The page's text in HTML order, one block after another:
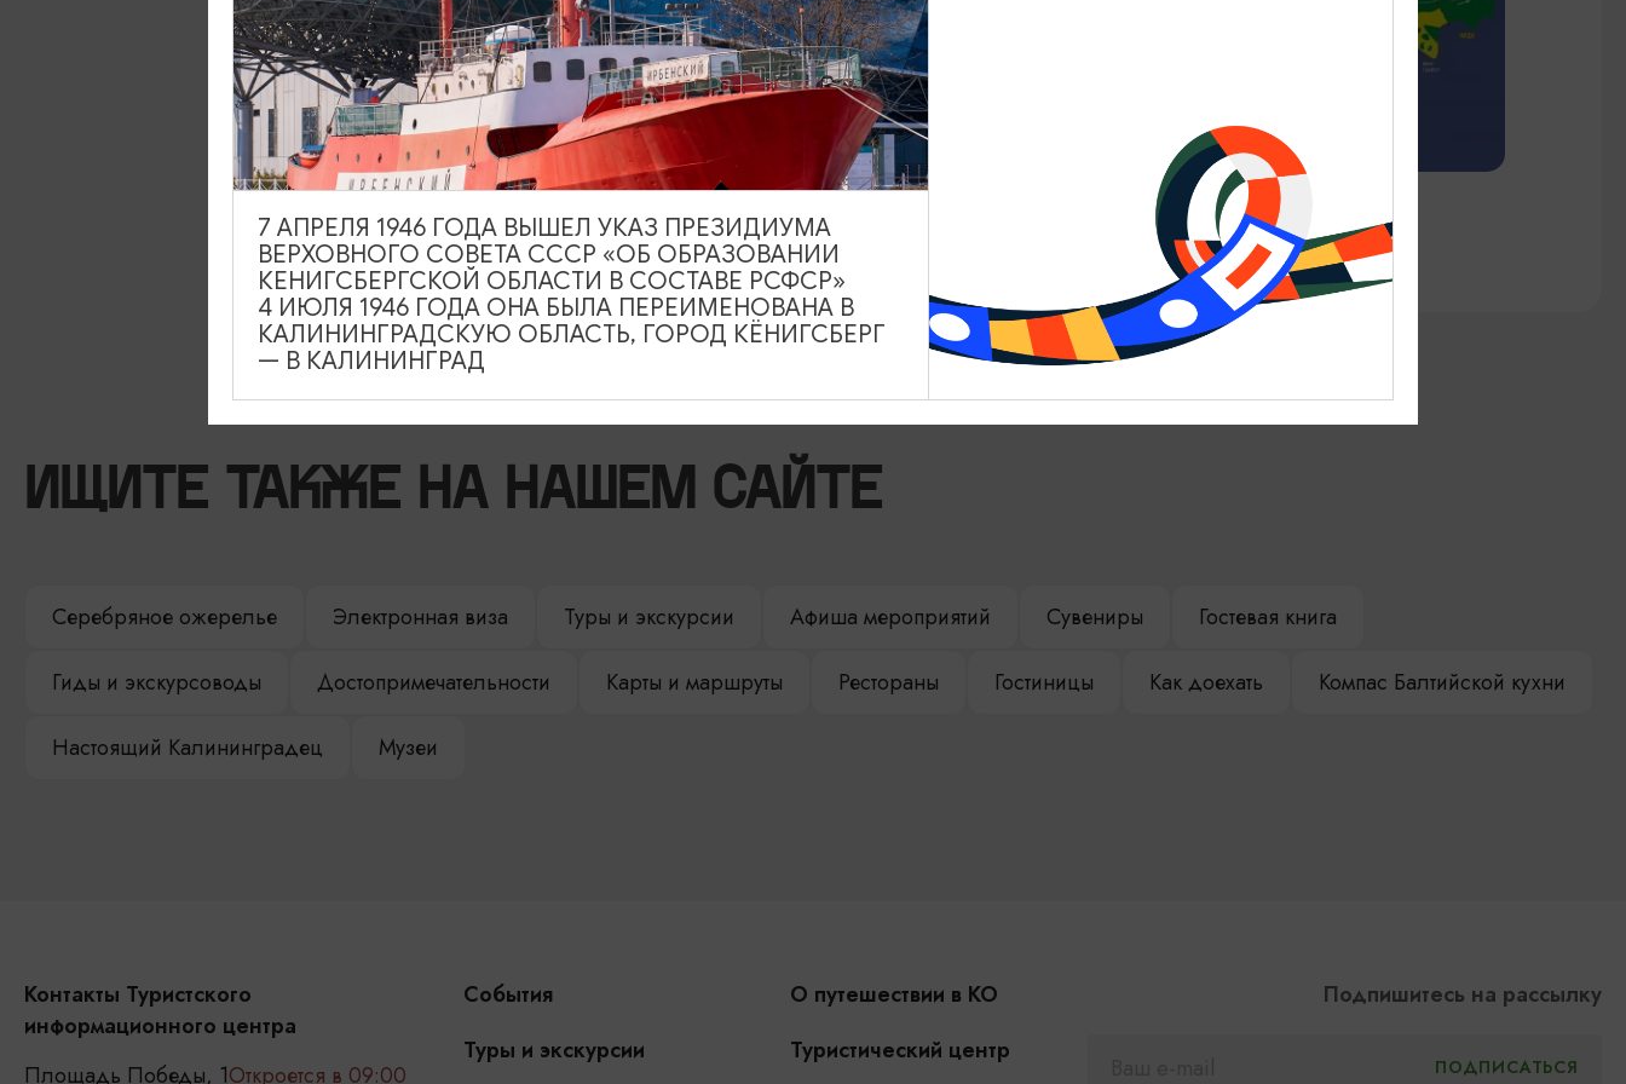
ИЩИТЕ ТАКЖЕ НА НАШЕМ САЙТЕ
Серебряное ожерелье Электронная виза Туры и экскурсии Афиша мероприятий Сувениры Гостевая книга
Гиды и экскурсоводы Достопримечательности Карты и маршруты Рестораны Гостиницы Как доехать Компас Балтийской кухни
Настоящий Калининградец Музеи
Контакты Туристского
информационного центра
Площадь Победы, 1Откроется в 09:00
События
Туры и экскурсии
О путешествии в КО
Туристический центр
Подпишитесь на рассылку
7 АПРЕЛЯ 1946 ГОДА ВЫШЕЛ УКАЗ ПРЕЗИДИУМА
ВЕРХОВНОГО СОВЕТА СССР «ОБ ОБРАЗОВАНИИ
КЕНИГСБЕРГСКОЙ ОБЛАСТИ В СОСТАВЕ РСФСР»
4 ИЮЛЯ 1946 ГОДА ОНА БЫЛА ПЕРЕИМЕНОВАНА В
КАЛИНИНГРАДСКУЮ ОБЛАСТЬ, ГОРОД КЁНИГСБЕРГ
— В КАЛИНИНГРАД